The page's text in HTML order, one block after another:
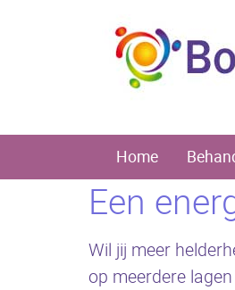
Home
Een
Wil jij meer
op meerdere